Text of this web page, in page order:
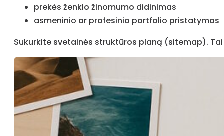
prekės ženklo žinomumo didinimas
asmeninio ar profesinio portfolio pristatymas
Sukurkite svetainės struktūros planą (sitemap).